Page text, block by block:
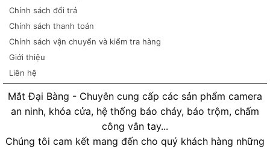
Chính sách đổi trả
Chính sách thanh toán
Chính sách vận chuyển và kiểm tra hàng
Giới thiệu
Liên hệ
Mắt Đại Bàng - Chuyên cung cấp các sản phẩm camera
an ninh, khóa cửa, hệ thống báo cháy, báo trộm, chấm
công vân tay...
Chúng tôi cam kết mang đến cho quý khách hàng những